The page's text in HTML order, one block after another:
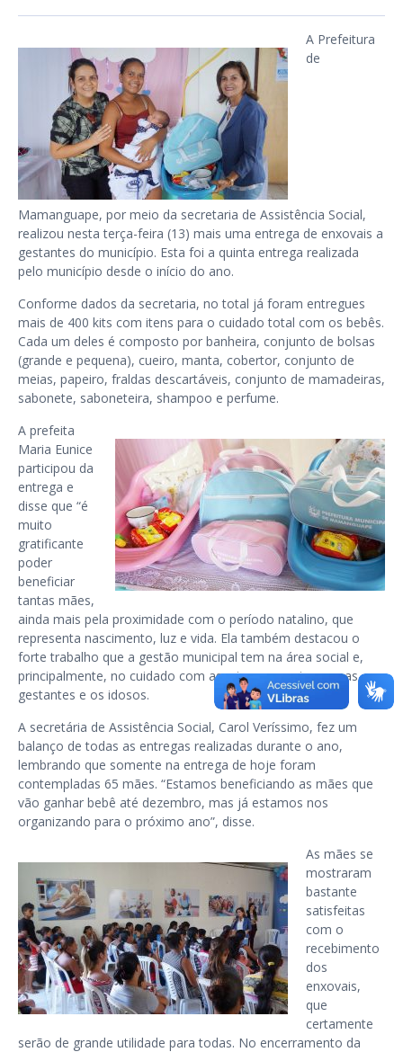
A Prefeitura
de
Mamanguape, por meio da secretaria de Assistência Social,
realizou nesta terça-feira (13) mais uma entrega de enxovais a
gestantes do município. Esta foi a quinta entrega realizada
pelo município desde o início do ano.
Conforme dados da secretaria, no total já foram entregues
mais de 400 kits com itens para o cuidado total com os bebês.
Cada um deles é composto por banheira, conjunto de bolsas
(grande e pequena), cueiro, manta, cobertor, conjunto de
meias, papeiro, fraldas descartáveis, conjunto de mamadeiras,
sabonete, saboneteira, shampoo e perfume.
A prefeita
Maria Eunice
participou da
entrega e
disse que “é
muito
gratificante
poder
beneficiar
tantas mães,
ainda mais pela proximidade com o período natalino, que
representa nascimento, luz e vida. Ela também destacou o
forte trabalho que a gestão municipal tem na área social e,
principalmente, no cuidado com as crianças, os jovens, as
gestantes e os idosos.
A secretária de Assistência Social, Carol Veríssimo, fez um
balanço de todas as entregas realizadas durante o ano,
lembrando que somente na entrega de hoje foram
contempladas 65 mães. “Estamos beneficiando as mães que
vão ganhar bebê até dezembro, mas já estamos nos
organizando para o próximo ano”, disse.
As mães se
mostraram
bastante
satisfeitas
com o
recebimento
dos
enxovais,
que
certamente
serão de grande utilidade para todas. No encerramento da